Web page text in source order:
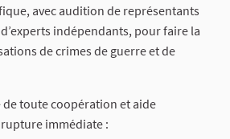
avec audition de représentants
d’experts indépendants, pour faire la
de crimes de guerre et de
toute coopération et aide
immédiate :